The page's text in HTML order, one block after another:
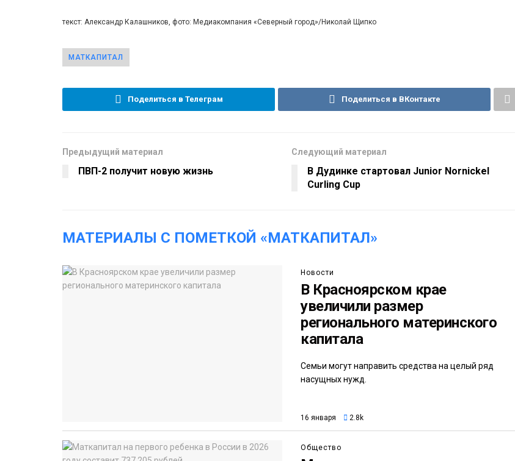
текст: Александр Калашников, фото: Медиакомпания «Северный город»/Николай Щипко
МАТКАПИТАЛ
Поделиться в Телеграм Поделиться в ВКонтакте
Предыдущий материал
ПВП-2 получит новую жизнь
Следующий материал
В Дудинке стартовал Junior Nornickel
Curling Cup
МАТЕРИАЛЫ С ПОМЕТКОЙ «МАТКАПИТАЛ»
Новости
В Красноярском крае
увеличили размер
регионального материнского
капитала
Семьи могут направить средства на целый ряд
насущных нужд.
16 января 2.8k
Общество